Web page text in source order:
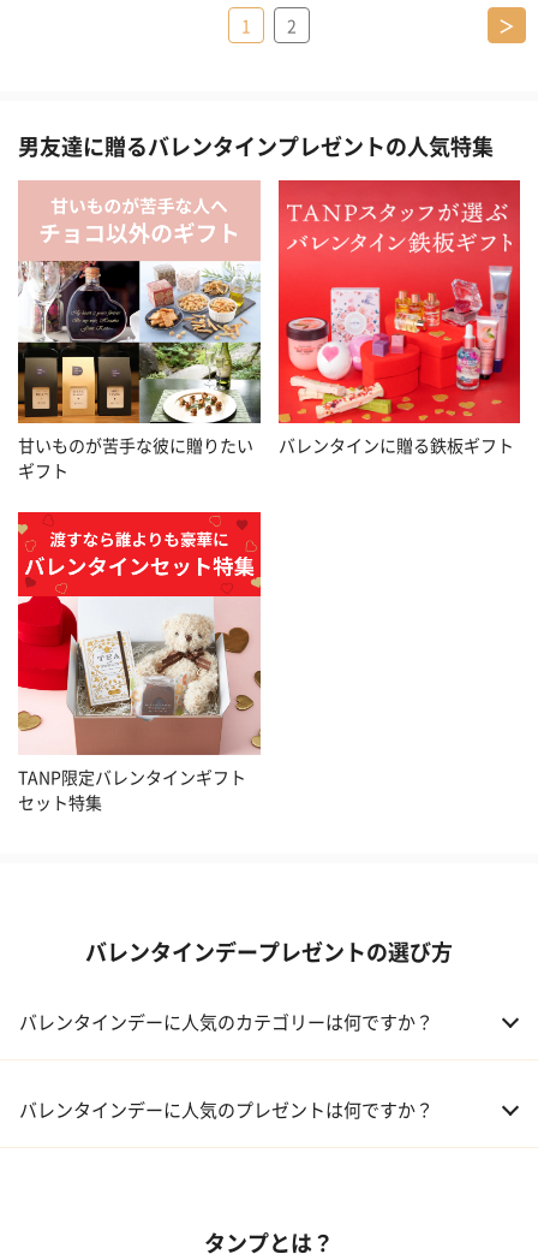
1 2 ＞
男友達に贈るバレンタインプレゼントの人気特集
甘いものが苦手な彼に贈りたい
ギフト
バレンタインに贈る鉄板ギフト
TANP限定バレンタインギフト
セット特集
バレンタインデープレゼントの選び方
バレンタインデーに人気のカテゴリーは何ですか？
02 メイクアップ
バレンタインデーに人気のプレゼントは何ですか？
02 【名入れギフト】フラワーティントリップ［日本限定ピンクゴ
タンプとは？